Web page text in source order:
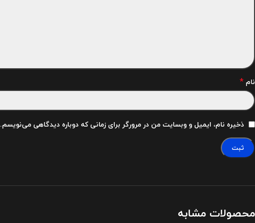
نام *
ذخیره نام، ایمیل و وبسایت من در مرورگر برای زمانی که دوباره دیدگاهی می‌نویسم.
محصولات مشابه